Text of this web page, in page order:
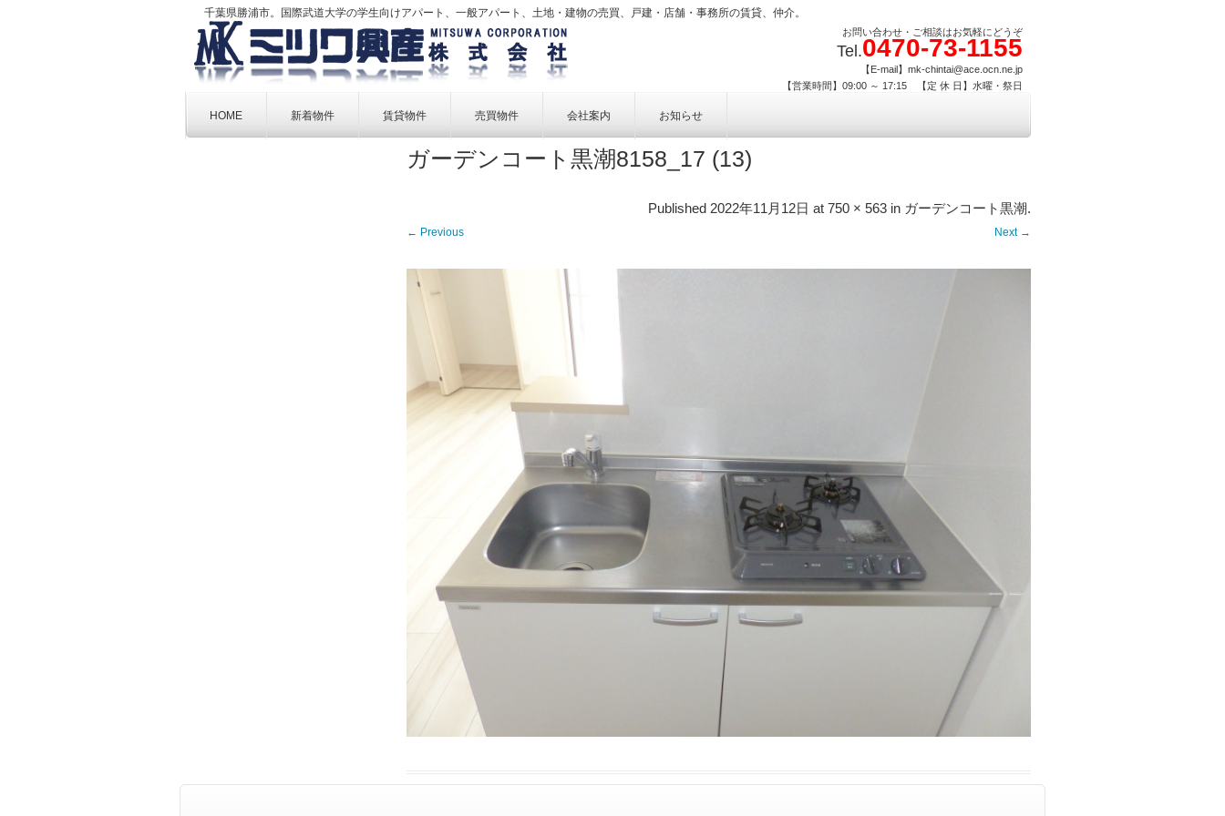
千葉県勝浦市。国際武道大学の学生向けアパート、一般アパート、土地・建物の売買、戸建・店舗・事務所の賃貸、仲介。
お問い合わせ・ご相談はお気軽にどうぞ
Tel.0470-73-1155
【E-mail】mk-chintai@ace.ocn.ne.jp
【営業時間】09:00 ～ 17:15 【定 休 日】水曜・祭日
contentHOME 新着物件 賃貸物件
賃貸物件一覧
売買物件
売買物件一覧
会社案内
事業内容
お問い合せ
お知らせ
ガーデンコート黒潮8158_17 (13)
Published 2022年11月12日 at 750 × 563 in ガーデンコート黒潮.
← Previous Next →